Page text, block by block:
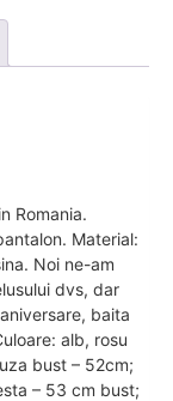
Romania.
Material:
Noi ne-am
dvs, dar
baita
alb, rosu
bust – 52cm;
– 53 cm bust;